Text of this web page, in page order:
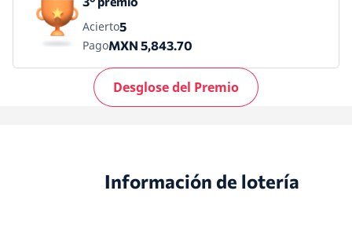
Acierto5
PagoMXN 5,843.70
Desglose del Premio
Información de lotería